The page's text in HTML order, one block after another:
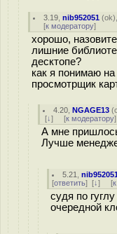
3.19 ,nib952051 (ok
[к модератору]
хорошо,
лишние
десктопе?
как я понимаю
просмотрщик
4.20 ,NGAGE13 (
[↓] [к модератору]
А мне
Лучше
5.21 ,
[ответить] [↓] [
судя по
очередной